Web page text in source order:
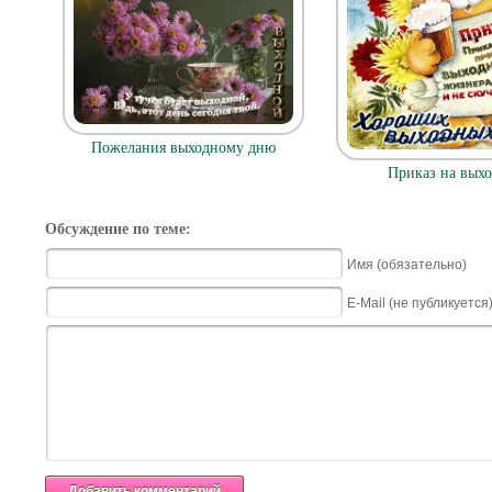
Пожелания выходному дню
Приказ на
Обсуждение по теме:
Имя (обязательно)
E-Mail (не